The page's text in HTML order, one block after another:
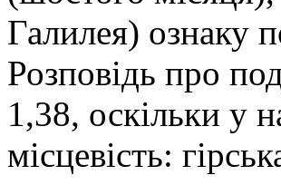
Галилея) ознаку
Розповідь про
1,38, оскільки у
місцевість: